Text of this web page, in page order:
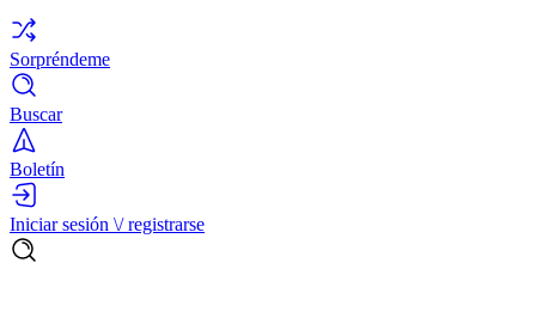
Sorpréndeme
Buscar
Boletín
Iniciar sesión \/ registrarse